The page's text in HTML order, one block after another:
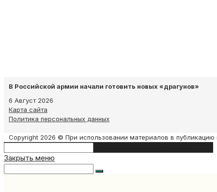
В Российской армии начали готовить новых «драгунов»
6 Август 2026
Карта сайта
Политика персональных данных
Copyright 2026 © При использовании материалов в
this
Закрыть меню